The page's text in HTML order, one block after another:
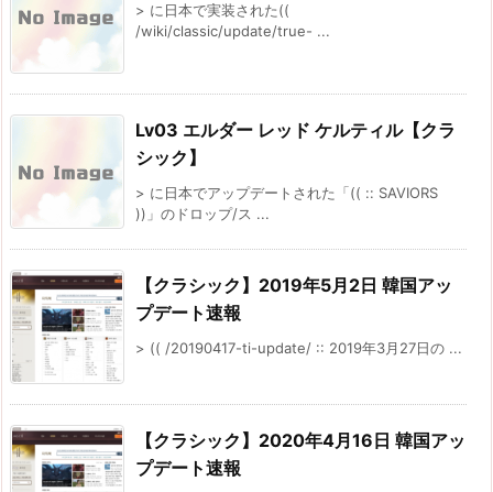
> に日本で実装された((
/wiki/classic/update/true- ...
Lv03 エルダー レッド ケルティル【クラ
シック】
> に日本でアップデートされた「(( :: SAVIORS
))」のドロップ/ス ...
【クラシック】2019年5月2日 韓国アッ
プデート速報
> (( /20190417-ti-update/ :: 2019年3月27日の ...
【クラシック】2020年4月16日 韓国アッ
プデート速報